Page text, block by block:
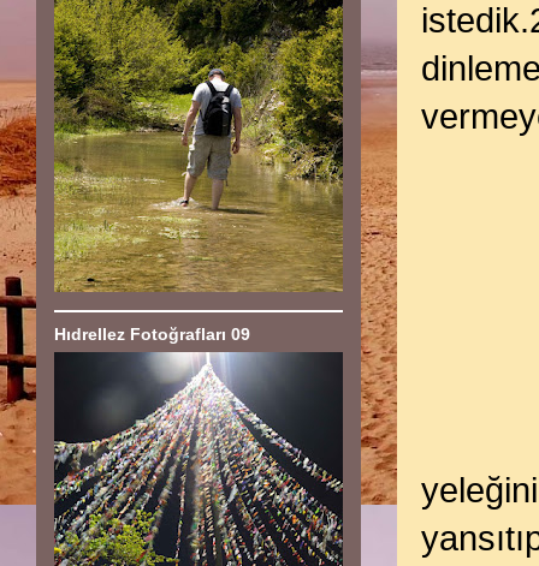
Hıdrellez Fotoğrafları 09